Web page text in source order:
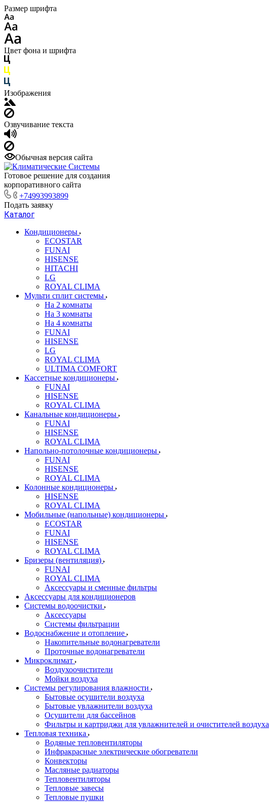
Размер шрифта
Цвет фона и шрифта
Изображения
Озвучивание текста
Обычная версия сайта
Готовое решение для создания
корпоративного сайта
+74993993899
Подать заявку
Каталог
Кондиционеры
ECOSTAR
FUNAI
HISENSE
HITACHI
LG
ROYAL CLIMA
Мульти сплит системы
На 2 комнаты
На 3 комнаты
На 4 комнаты
FUNAI
HISENSE
LG
ROYAL CLIMA
ULTIMA COMFORT
Кассетные кондиционеры
FUNAI
HISENSE
ROYAL CLIMA
Канальные кондиционеры
FUNAI
HISENSE
ROYAL CLIMA
Напольно-потолочные кондиционеры
FUNAI
HISENSE
ROYAL CLIMA
Колонные кондиционеры
HISENSE
ROYAL CLIMA
Мобильные (напольные) кондиционеры
ECOSTAR
FUNAI
HISENSE
ROYAL CLIMA
Бризеры (вентиляция)
FUNAI
ROYAL CLIMA
Аксессуары и сменные фильтры
Аксессуары для кондиционеров
Системы водоочистки
Аксессуары
Системы фильтрации
Водоснабжение и отопление
Накопительные водонагреватели
Проточные водонагреватели
Микроклимат
Воздухоочистители
Мойки воздуха
Системы регулирования влажности
Бытовые осушители воздуха
Бытовые увлажнители воздуха
Осушители для бассейнов
Фильтры и картриджи для увлажнителей и очистителей воздуха
Тепловая техника
Водяные тепловентиляторы
Инфракрасные электрические обогреватели
Конвекторы
Масляные радиаторы
Тепловентиляторы
Тепловые завесы
Тепловые пушки